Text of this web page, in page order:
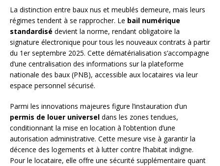
La distinction entre baux nus et meublés demeure, mais leurs
régimes tendent à se rapprocher. Le bail numérique
standardisé devient la norme, rendant obligatoire la
signature électronique pour tous les nouveaux contrats à partir
du 1er septembre 2025. Cette dématérialisation s’accompagne
d’une centralisation des informations sur la plateforme
nationale des baux (PNB), accessible aux locataires via leur
espace personnel sécurisé.
Parmi les innovations majeures figure l’instauration d’un
permis de louer universel dans les zones tendues,
conditionnant la mise en location à l’obtention d’une
autorisation administrative. Cette mesure vise à garantir la
décence des logements et à lutter contre l’habitat indigne.
Pour le locataire, elle offre une sécurité supplémentaire quant